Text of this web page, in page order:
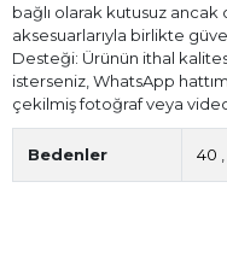
bağlı olarak kutusuz ancak
aksesuarlarıyla birlikte
Desteği: Ürünün ithal
isterseniz, WhatsApp
çekilmiş fotoğraf veya
Bedenler 40